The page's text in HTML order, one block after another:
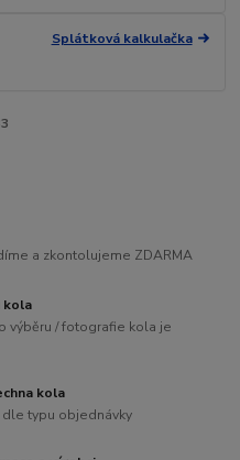
Splátková kalkulačka
a zkontolujeme ZDARMA
kola
výběru / fotografie kola je
kola
typu objednávky